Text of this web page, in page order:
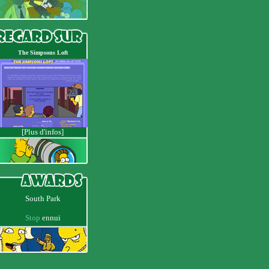
The Simpsons Loft
[Plus d'infos]
South Park
Stop ennui